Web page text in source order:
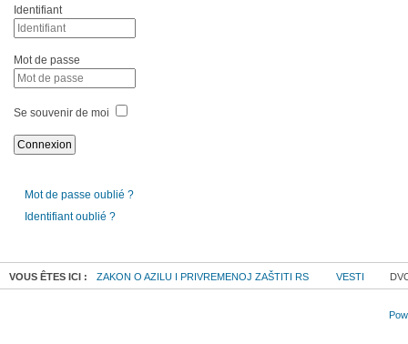
Identifiant
Mot de passe
Se souvenir de moi
Mot de passe oublié ?
Identifiant oublié ?
VOUS ÊTES ICI : ZAKON O AZILU I PRIVREMENOJ ZAŠTITI RS VESTI